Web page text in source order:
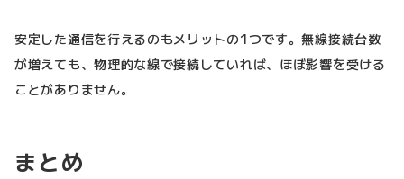
安定した通信を行えるのもメリットの1つです。無線接続台数
が増えても、物理的な線で接続していれば、ほぼ影響を受ける
ことがありません。
まとめ